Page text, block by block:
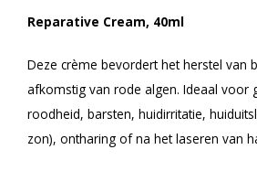
Reparative Cream, 40ml
Deze crème bevordert het herstel van
afkomstig van rode algen. Ideaal voor
roodheid, barsten, huidirritatie,
zon), ontharing of na het laseren van